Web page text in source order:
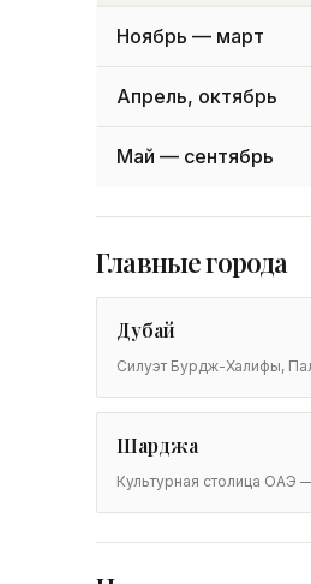
Ноябрь — март
Апрель, октябрь
Май — сентябрь
Главные города
Дубай
Силуэт Бурдж-Халифы,
Шарджа
Культурная столица ОАЭ